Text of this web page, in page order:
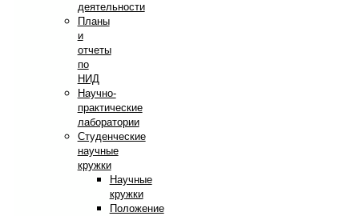
деятельности
Планы
и
отчеты
по
НИД
Научно-
практические
лаборатории
Студенческие
научные
кружки
Научные
кружки
Положение